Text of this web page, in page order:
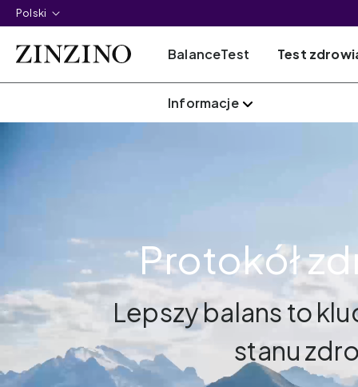
Polski
BalanceTest Test
Informacje
Protokół
Lepszy balans to
stanu